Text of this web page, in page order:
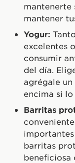
mantenerte
mantener
Yogur:
excelentes
consumir
del día.
agrégale
encima si lo
Barritas
barritas
beneficiosa